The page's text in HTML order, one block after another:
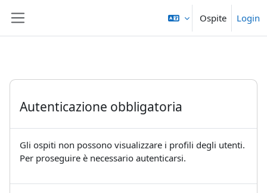
Ospite Login
Autenticazione obbligatoria
Gli ospiti non possono visualizzare i profili degli utenti.
Per proseguire è necessario autenticarsi.